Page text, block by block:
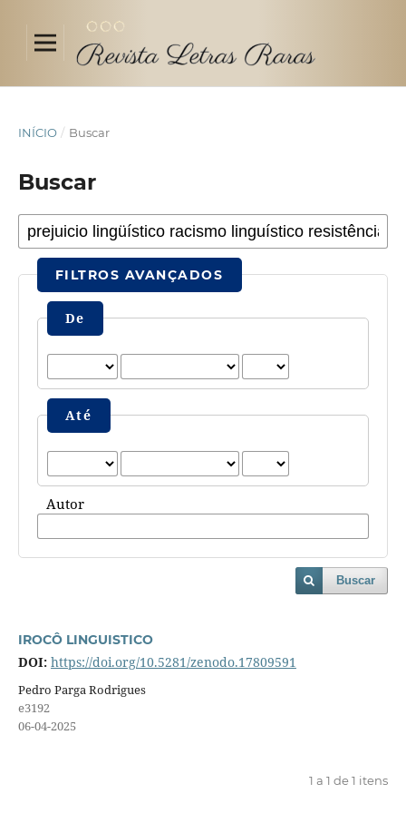
INÍCIO / Buscar
Buscar
FILTROS AVANÇADOS
De
Até
Autor
Buscar
IROCÔ LINGUISTICO
DOI: https://doi.org/10.5281/zenodo.17809591
Pedro Parga Rodrigues
e3192
06-04-2025
1 a 1 de 1 itens